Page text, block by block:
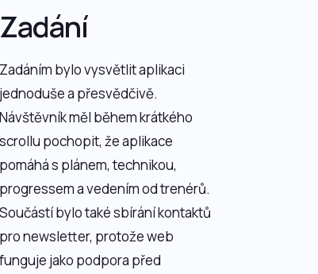
Zadání
Zadáním bylo vysvětlit aplikaci
jednoduše a přesvědčivě.
Návštěvník měl během krátkého
scrollu pochopit, že aplikace
pomáhá s plánem, technikou,
progressem a vedením od trenérů.
Součástí bylo také sbírání kontaktů
pro newsletter, protože web
funguje jako podpora před